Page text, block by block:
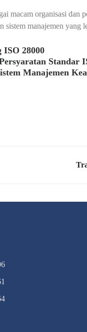
macam organisasi dan
sistem manajemen yang
28000
Standar
Manajemen